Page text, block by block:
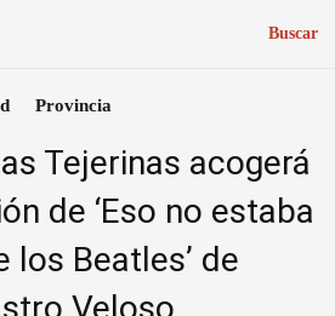
Buscar
Provincia
Tejerinas acogerá
de ‘Eso no estaba
los Beatles’ de